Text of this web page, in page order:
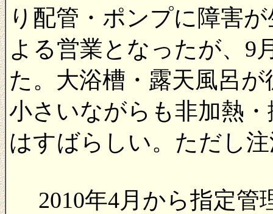
り配管・ポンプに障害
よる営業となったが、9
た。大浴槽・露天風呂
小さいながらも非加熱
はすばらしい。ただし
2010年4月から指定管